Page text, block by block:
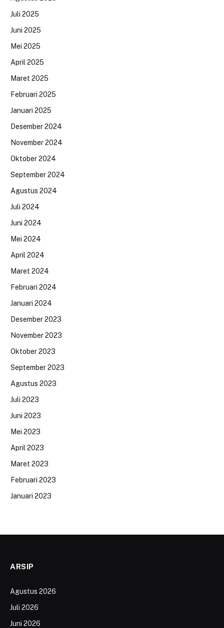
Juli 2025
Juni 2025
Mei 2025
April 2025
Maret 2025
Februari 2025
Januari 2025
Desember 2024
November 2024
Oktober 2024
September 2024
Agustus 2024
Juli 2024
Juni 2024
Mei 2024
April 2024
Maret 2024
Februari 2024
Januari 2024
Desember 2023
November 2023
Oktober 2023
September 2023
Agustus 2023
Juli 2023
Juni 2023
Mei 2023
April 2023
Maret 2023
Februari 2023
Januari 2023
ARSIP
Agustus 2026
Juli 2026
Juni 2026